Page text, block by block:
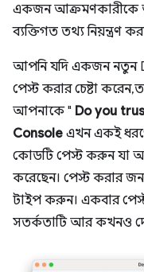
একজন আক্রমণকারীকে
ব্যক্তিগত তথ্য নিয়ন্ত্রণ
আপনি যদি একজন নতুন
পেস্ট করার চেষ্টা করেন,
আপনাকে " Do you
Console এখন একই
কোডটি পেস্ট করুন যা
করেছেন। পেস্ট করার
টাইপ করুন। একবার
সতর্কতাটি আর কখনও